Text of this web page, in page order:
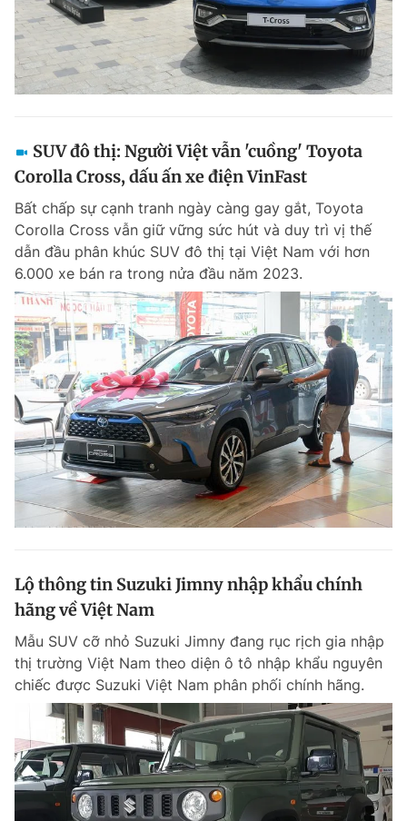
SUV đô thị: Người Việt vẫn 'cuồng' Toyota
Corolla Cross, dấu ấn xe điện VinFast
Bất chấp sự cạnh tranh ngày càng gay gắt, Toyota
Corolla Cross vẫn giữ vững sức hút và duy trì vị thế
dẫn đầu phân khúc SUV đô thị tại Việt Nam với hơn
6.000 xe bán ra trong nửa đầu năm 2023.
Lộ thông tin Suzuki Jimny nhập khẩu chính
hãng về Việt Nam
Mẫu SUV cỡ nhỏ Suzuki Jimny đang rục rịch gia nhập
thị trường Việt Nam theo diện ô tô nhập khẩu nguyên
chiếc được Suzuki Việt Nam phân phối chính hãng.